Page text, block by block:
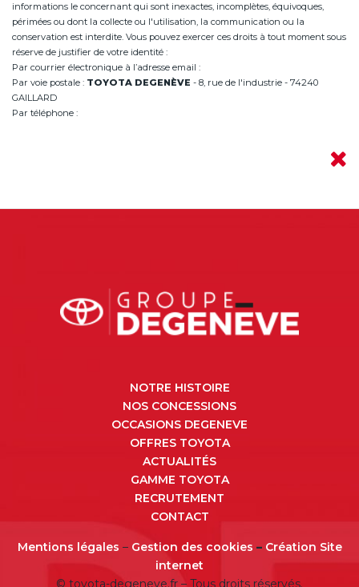
informations le concernant qui sont inexactes, incomplètes, équivoques,
périmées ou dont la collecte ou l'utilisation, la communication ou la
conservation est interdite. Vous pouvez exercer ces droits à tout moment sous
réserve de justifier de votre identité :
Par courrier électronique à l’adresse email :
Par voie postale : TOYOTA DEGENÈVE - 8, rue de l'industrie - 74240
GAILLARD
Par téléphone :
NOTRE HISTOIRE
NOS CONCESSIONS
OCCASIONS DEGENEVE
OFFRES TOYOTA
ACTUALITÉS
GAMME TOYOTA
RECRUTEMENT
CONTACT
Mentions légales – Gestion des cookies – Création Site
internet
© toyota-degeneve.fr – Tous droits réservés.